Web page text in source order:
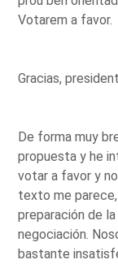
Votarem a favor.
Gracias,
De forma muy
propuesta y he
votar a favor y
texto me
preparación de la
negociación.
bastante